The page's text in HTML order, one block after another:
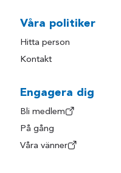
Våra politiker
Hitta person
Kontakt
Engagera dig
Bli medlem
På gång
Våra vänner